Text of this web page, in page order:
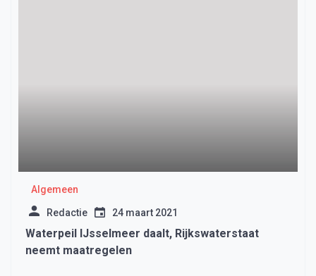
Algemeen
Redactie 24 maart 2021
Waterpeil IJsselmeer daalt, Rijkswaterstaat
neemt maatregelen